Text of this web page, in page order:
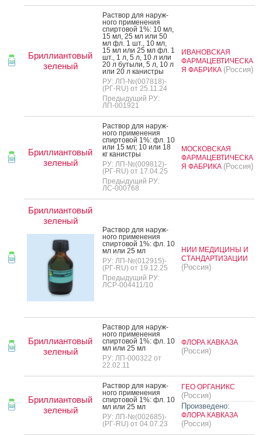
Бриллиантовый
зеленый
Рас­твор для на­руж­
но­го при­мене­ния
спир­то­вой 1%: 10 мл,
15 мл, 25 мл или 50
мл фл. 1 шт., 10 мл,
15 мл или 25 мл фл. 1
шт., 1 л, 5 л, 10 л или
20 л бу­тыли, 5 л, 10 л
или 20 л ка­нис­тры
РУ: ЛП-№(007818)-
(РГ-RU) от 25.11.24
Предыдущий РУ:
ЛП-001921
ИВАНОВСКАЯ
ФАРМАЦЕВТИЧЕСКА
Я ФАБРИКА (Россия)
Бриллиантовый
зеленый
Рас­твор для на­руж­
но­го при­мене­ния
спир­то­вой 1%: фл. 10
или 15 мл; 10 или 18
кг ка­нис­тры
РУ: ЛП-№(009812)-
(РГ-RU) от 17.04.25
Предыдущий РУ:
ЛС-000768
МОСКОВСКАЯ
ФАРМАЦЕВТИЧЕСКА
Я ФАБРИКА (Россия)
Бриллиантовый
зеленый
Рас­твор для на­руж­
но­го при­мене­ния
спир­то­вой 1%: фл. 10
мл или 25 мл
РУ: ЛП-№(012915)-
(РГ-RU) от 19.12.25
Предыдущий РУ:
ЛСР-004411/10
НИИ МЕДИЦИНЫ И
СТАНДАРТИЗАЦИИ
(Россия)
Бриллиантовый
зеленый
Рас­твор для на­руж­
но­го при­мене­ния
спир­то­вой 1%: фл. 10
мл или 25 мл
РУ: ЛП-000322 от
22.02.11
ФЛОРА КАВКАЗА
(Россия)
Бриллиантовый
зеленый
Рас­твор для на­руж­
но­го при­мене­ния
спир­то­вой 1%: фл. 10
мл или 25 мл
РУ: ЛП-№(002685)-
(РГ-RU) от 04.07.23
ГЕО ОРГАНИКС
(Россия)
Произведено:
ФЛОРА КАВКАЗА
(Россия)